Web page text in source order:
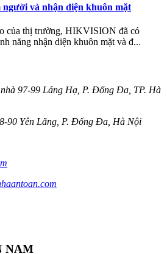
và nhận diện khuôn mặt
của thị trường, HIKVISION đã có
năng nhận diện khuôn mặt và đ...
97-99 Láng Hạ, P. Đống Đa, TP. Hà
90 Yên Lãng, P. Đống Đa, Hà Nội
NAM